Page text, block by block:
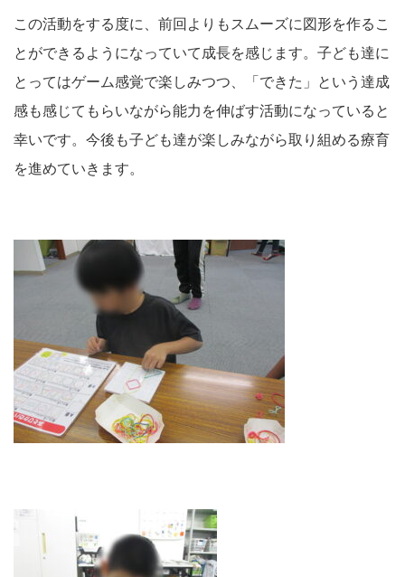
この活動をする度に、前回よりもスムーズに図形を作るこ
とができるようになっていて成長を感じます。子ども達に
とってはゲーム感覚で楽しみつつ、「できた」という達成
感も感じてもらいながら能力を伸ばす活動になっていると
幸いです。今後も子ども達が楽しみながら取り組める療育
を進めていきます。